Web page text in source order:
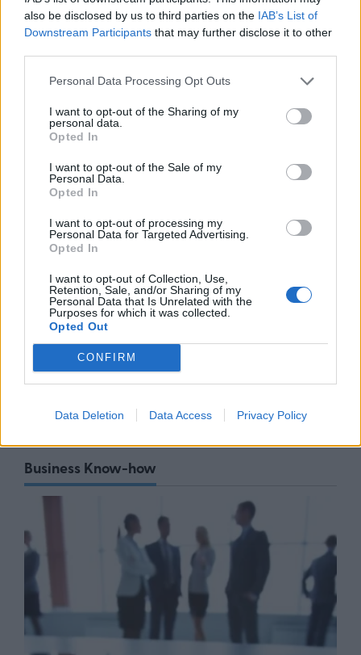
also be disclosed by us to third parties on the IAB’s List of
Downstream Participants that may further disclose it to other
Personal Data Processing Opt Outs
I want to opt-out of the Sharing of my
personal data.
Opted In
I want to opt-out of the Sale of my
Personal Data.
Opted In
I want to opt-out of processing my
Personal Data for Targeted Advertising.
Opted In
I want to opt-out of Collection, Use,
Retention, Sale, and/or Sharing of my
Personal Data that Is Unrelated with the
Purposes for which it was collected.
Opted Out
CONFIRM
Data Deletion Data Access Privacy Policy
πετρέλαιο, πιο ευάλωτη στο
φυσικό αέριο η Ευρώπη
06/08/26|17:34
Η παγκόσμια αγορά Ιδιωτικών
Κεφαλαίων (PE) παραμένει
1ο εξάμηνο του 2026
Bank of America: Η Gen Z
ξoδεύει περισσότερο, αποταμιεύει
εισοδήματος
05/08/26|16:16
επενδύσεις και ανθεκτικότητα
στηρίζουν την ελληνική
οικονομία
Business Know-how